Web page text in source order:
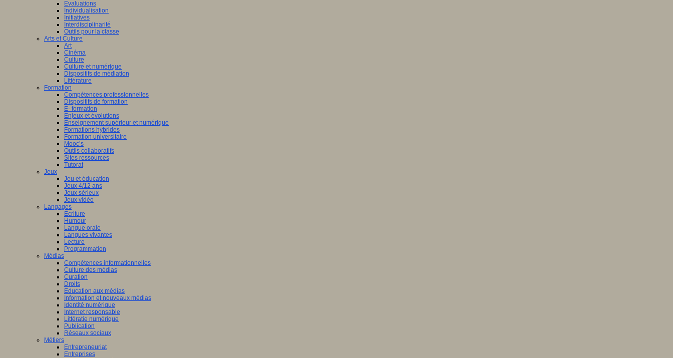
Evaluations
Individualisation
Initiatives
Interdisciplinarité
Outils pour la classe
Arts et Culture
Art
Cinéma
Culture
Culture et numérique
Dispositifs de médiation
Littérature
Formation
Compétences professionnelles
Dispositifs de formation
E- formation
Enjeux et évolutions
Enseignement supérieur et numérique
Formations hybrides
Formation universitaire
Mooc’s
Outils collaboratifs
Sites ressources
Tutorat
Jeux
Jeu et éducation
Jeux 4/12 ans
Jeux sérieux
Jeux vidéo
Langages
Ecriture
Humour
Langue orale
Langues vivantes
Lecture
Programmation
Médias
Compétences informationnelles
Culture des médias
Curation
Droits
Education aux médias
Information et nouveaux médias
Identité numérique
Internet responsable
Littératie numérique
Publication
Réseaux sociaux
Métiers
Entrepreneuriat
Entreprises